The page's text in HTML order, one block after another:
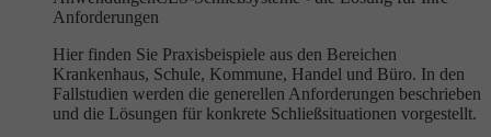
Anforderungen
Hier finden Sie Praxisbeispiele aus den Bereichen
Krankenhaus, Schule, Kommune, Handel und Büro. In den
Fallstudien werden die generellen Anforderungen beschrieben
und die Lösungen für konkrete Schließsituationen vorgestellt.